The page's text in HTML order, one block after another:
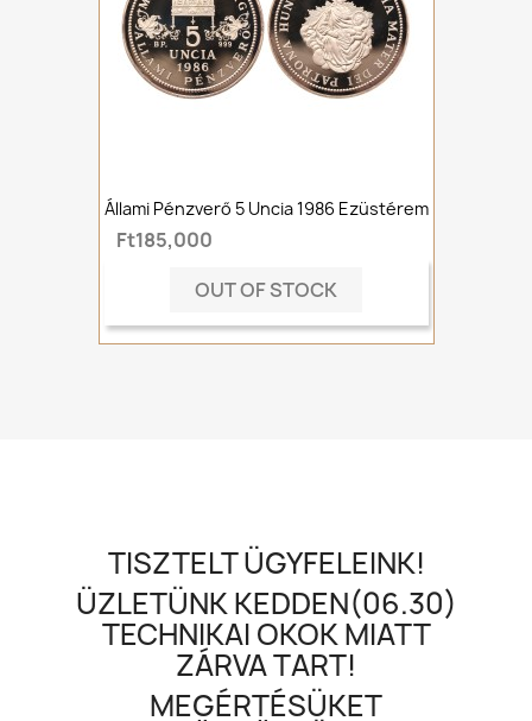
Állami Pénzverő 5 Uncia 1986 Ezüstérem
Ft185,000
OUT OF STOCK
TISZTELT ÜGYFELEINK!
ÜZLETÜNK KEDDEN(06.30)
TECHNIKAI OKOK MIATT
ZÁRVA TART!
MEGÉRTÉSÜKET